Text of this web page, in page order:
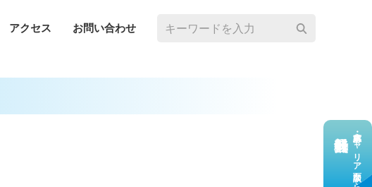
アクセス お問い合わせ
求⼈応募・キャリア⾯談なら